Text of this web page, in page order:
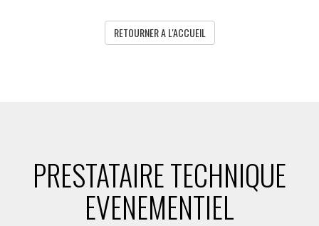
RETOURNER A L'ACCUEIL
PRESTATAIRE TECHNIQUE
EVENEMENTIEL